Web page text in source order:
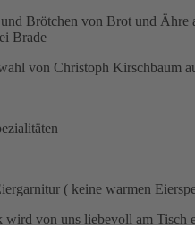
Brötchen von Brot und Ähre
Brade
von Christoph Kirschbaum
( keine warmen
wird von uns liebevoll am Tisch